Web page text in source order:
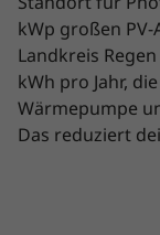
kWp großen
Landkreis
kWh pro Jahr,
Wärmepumpe
Das reduziert